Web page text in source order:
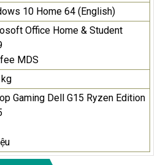
10 Home 64 (English)
Office Home & Student
MDS
Gaming Dell G15 Ryzen Edition